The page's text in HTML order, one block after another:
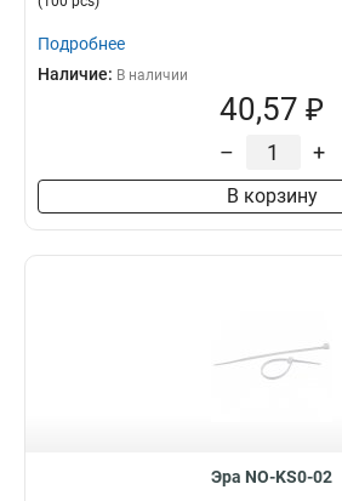
Подробнее
Наличие: В наличии
40,57 ₽
– +
В корзину
Эра NO-KS0-02